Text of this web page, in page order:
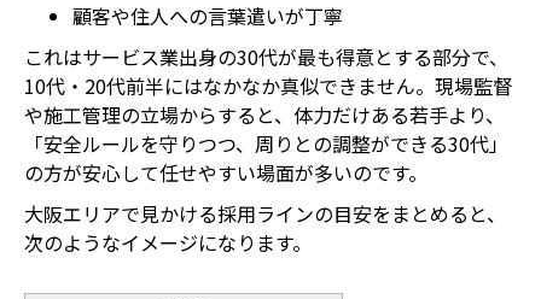
顧客や住人への言葉遣いが丁寧
これはサービス業出身の30代が最も得意とする部分で、
10代・20代前半にはなかなか真似できません。現場監督
や施工管理の立場からすると、体力だけある若手より、
「安全ルールを守りつつ、周りとの調整ができる30代」
の方が安心して任せやすい場面が多いのです。
大阪エリアで見かける採用ラインの目安をまとめると、
次のようなイメージになります。